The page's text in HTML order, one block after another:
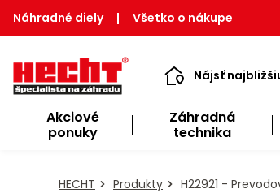
Náhradné diely | Všetko o nákupe
Nájsť
Akciové
ponuky
Záhradná
technika
HECHT Produkty H22921 -